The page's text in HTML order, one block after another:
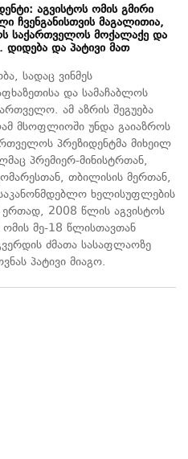
აგვისტოს ომის გმირი
ჩვენგანისთვის მაგალითია,
საქართველოს მოქალაქე და
დიდება და პატივი მათ
სადაც ვინმეს
და სამაჩაბლოს
ამ აზრის შეგუება
მსოფლიოში უნდა გაიაზროს
პრეზიდენტმა მიხეილ
პრემიერ-მინისტრთან,
თბილისის მერთან,
ხელისუფლების
2008 წლის აგვისტოს
მე-18 წლისთავთან
ძმათა სასაფლაოზე
პატივი მიაგო.